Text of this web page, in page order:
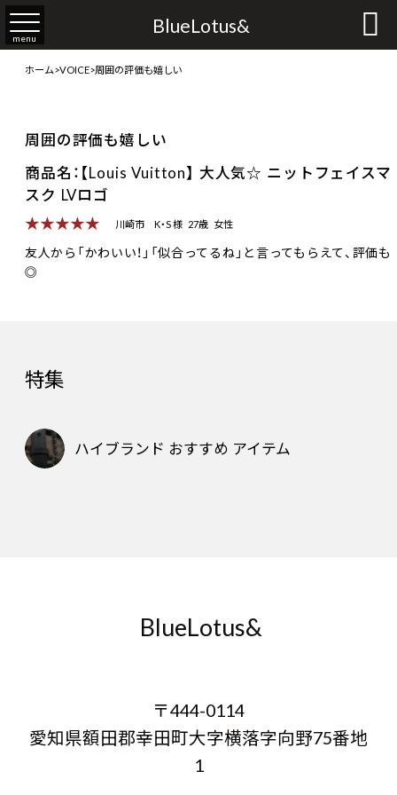
BlueLotus&
menu 
ホーム>VOICE>周囲の評価も嬉しい
周囲の評価も嬉しい
商品名：【Louis Vuitton】 大人気☆ ニットフェイスマ
スク LVロゴ
★★★★★
川崎市 K・S 様 27歳 女性
友人から「かわいい！」「似合ってるね」と言ってもらえて、評価も
◎
特集
ハイブランド おすすめ アイテム
BlueLotus&
〒444-0114
愛知県額田郡幸田町大字横落字向野75番地
1